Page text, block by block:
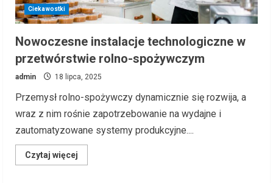
Ciekawostki
Nowoczesne instalacje technologiczne w
przetwórstwie rolno-spożywczym
admin 18 lipca, 2025
Przemysł rolno-spożywczy dynamicznie się rozwija, a
wraz z nim rośnie zapotrzebowanie na wydajne i
zautomatyzowane systemy produkcyjne....
Czytaj więcej
more